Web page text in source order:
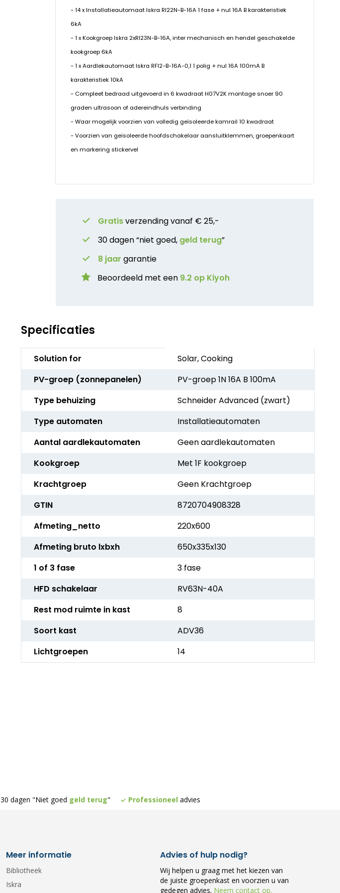
- 14 x Installatieautomaat Iskra RI22N-B-16A 1 fase + nul 16A B karakteristiek
6kA
- 1 x Kookgroep Iskra 2xRI23N-B-16A, inter mechanisch en hendel geschakelde
kookgroep 6kA
- 1 x Aardlekautomaat Iskra RFI2-B-16A-0,1 1 polig + nul 16A 100mA B
karakteristiek 10kA
- Compleet bedraad uitgevoerd in 6 kwadraat H07V2K montage snoer 90
graden ultrasoon of adereindhuls verbinding
- Waar mogelijk voorzien van volledig geïsoleerde kamrail 10 kwadraat
- Voorzien van geïsoleerde hoofdschakelaar aansluitklemmen, groepenkaart
en markering stickervel
Gratisverzending vanaf € 25,-
30 dagen “niet goed, geld terug”
8 jaar garantie
Beoordeeld met een 9.2 op Kiyoh
Specificaties
Meer
informatie
Solution for
Solar, Cooking
PV-groep (zonnepanelen)
PV-groep 1N 16A B 100mA
Type behuizing
Schneider Advanced (zwart)
Type automaten
Installatieautomaten
Aantal aardlekautomaten
Geen aardlekautomaten
Kookgroep
Met 1F kookgroep
Krachtgroep
Geen Krachtgroep
GTIN
8720704908328
Afmeting_netto
220x600
Afmeting bruto lxbxh
650x335x130
1 of 3 fase
3 fase
HFD schakelaar
RV63N-40A
Rest mod ruimte in kast
8
Soort kast
ADV36
Lichtgroepen
14
30 dagen "Niet goed geld terug" Professioneel advies
Meer informatie
Bibliotheek
Iskra
Advies of hulp nodig?
Wij helpen u graag met het kiezen van
de juiste groepenkast en voorzien u van
gedegen advies. Neem contact op.